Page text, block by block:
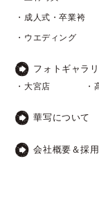
・成人式・卒業袴
・ウエディング
フォトギャラ
・大宮店 ・
華写について
会社概要＆採